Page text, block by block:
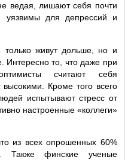
ведая, лишают себя почти
уязвимы для депрессий и
живут дольше, но и
Интересно то, что даже при
считают себя
Кроме того всего
испытывают стресс от
настроенные «коллеги»
из всех опрошенных 60%
Также финские ученые